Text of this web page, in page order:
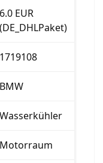
6.0 EUR
(DE_DHLPaket)
1719108
BMW
Wasserkühler
Motorraum